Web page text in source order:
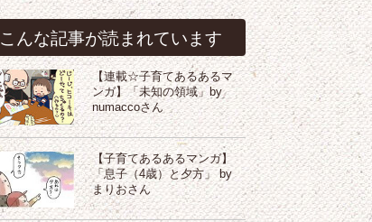
こんな記事が読まれています
【連載☆子育てあるあるマ
ンガ】「未知の領域」by
numaccoさん
【子育てあるあるマンガ】
「息子（4歳）と夕方」 by
まりおさん